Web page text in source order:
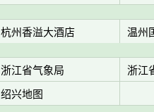
杭州香溢大酒店 温州
浙江省气象局
浙江
绍兴地图